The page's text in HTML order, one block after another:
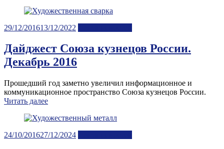
Posted
29/12/201613/12/2022
Дайджест Союза кузнецов России.
Декабрь 2016
Прошедший год заметно увеличил информационное и
коммуникационное пространство Союза кузнецов России.
Читать далее
Posted
24/10/201627/12/2024